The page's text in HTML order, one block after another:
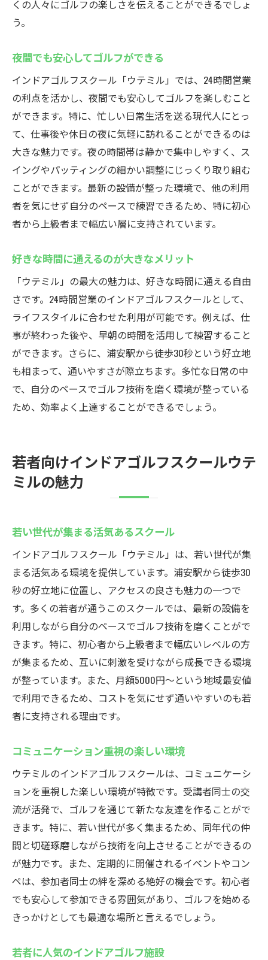
くの人々にゴルフの楽しさを伝えることができるでしょ
う。
夜間でも安心してゴルフができる
インドアゴルフスクール「ウテミル」では、24時間営業
の利点を活かし、夜間でも安心してゴルフを楽しむこと
ができます。特に、忙しい日常生活を送る現代人にとっ
て、仕事後や休日の夜に気軽に訪れることができるのは
大きな魅力です。夜の時間帯は静かで集中しやすく、ス
イングやパッティングの細かい調整にじっくり取り組む
ことができます。最新の設備が整った環境で、他の利用
者を気にせず自分のペースで練習できるため、特に初心
者から上級者まで幅広い層に支持されています。
好きな時間に通えるのが大きなメリット
「ウテミル」の最大の魅力は、好きな時間に通える自由
さです。24時間営業のインドアゴルフスクールとして、
ライフスタイルに合わせた利用が可能です。例えば、仕
事が終わった後や、早朝の時間を活用して練習すること
ができます。さらに、浦安駅から徒歩30秒という好立地
も相まって、通いやすさが際立ちます。多忙な日常の中
で、自分のペースでゴルフ技術を磨く環境が整っている
ため、効率よく上達することができるでしょう。
若者向けインドアゴルフスクールウテ
ミルの魅力
若い世代が集まる活気あるスクール
インドアゴルフスクール「ウテミル」は、若い世代が集
まる活気ある環境を提供しています。浦安駅から徒歩30
秒の好立地に位置し、アクセスの良さも魅力の一つで
す。多くの若者が通うこのスクールでは、最新の設備を
利用しながら自分のペースでゴルフ技術を磨くことがで
きます。特に、初心者から上級者まで幅広いレベルの方
が集まるため、互いに刺激を受けながら成長できる環境
が整っています。また、月額5000円〜という地域最安値
で利用できるため、コストを気にせず通いやすいのも若
者に支持される理由です。
コミュニケーション重視の楽しい環境
ウテミルのインドアゴルフスクールは、コミュニケーシ
ョンを重視した楽しい環境が特徴です。受講者同士の交
流が活発で、ゴルフを通じて新たな友達を作ることがで
きます。特に、若い世代が多く集まるため、同年代の仲
間と切磋琢磨しながら技術を向上させることができるの
が魅力です。また、定期的に開催されるイベントやコン
ペは、参加者同士の絆を深める絶好の機会です。初心者
でも安心して参加できる雰囲気があり、ゴルフを始める
きっかけとしても最適な場所と言えるでしょう。
若者に人気のインドアゴルフ施設